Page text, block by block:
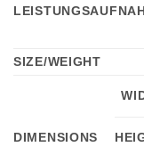
SIZE/WEIGHT
DIMENSIONS